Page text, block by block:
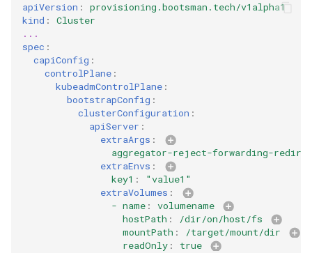
Полнофункциональный
кластер на трех узлах
apiVersion :
provisioning.bootsman.tech/v1alpha1
kind :
Cluster
...
spec :
capiConfig :
controlPlane :
kubeadmControlPlane :
bootstrapConfig :
clusterConfiguration :
apiServer :
extraArgs :
aggregator-reject-forwarding-
extraEnvs :
key1 :
"value1"
extraVolumes :
- name :
volumename
hostPath :
/dir/on/host/fs
mountPath :
/target/mount/dir
readOnly : true